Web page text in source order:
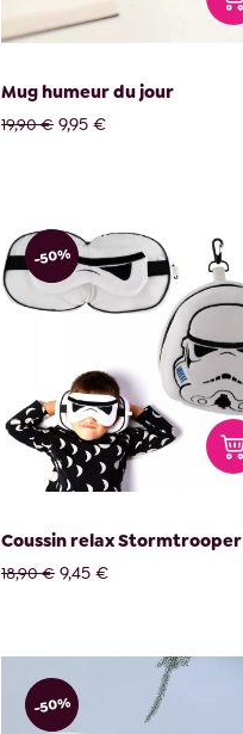
Mug humeur du jour
19,90 € 9,95 €
-50%
Coussin relax Stormtrooper
18,90 € 9,45 €
-50%